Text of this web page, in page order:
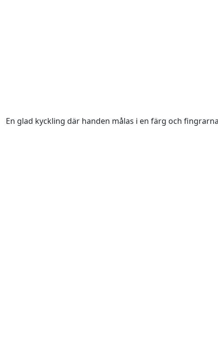
En glad kyckling där handen målas i en färg och